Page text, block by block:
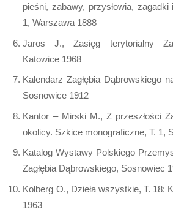
pieśni, zabawy, przysłowia, zagadki
1, Warszawa 1888
Jaros J., Zasięg terytorialny
Katowice 1968
Kalendarz Zagłębia Dąbrowskiego
Sosnowice 1912
Kantor – Mirski M., Z przeszłości
okolicy. Szkice monograficzne, T. 1,
Katalog Wystawy Polskiego
Zagłębia Dąbrowskiego, Sosnowiec
Kolberg O., Dzieła wszystkie, T. 18:
1963